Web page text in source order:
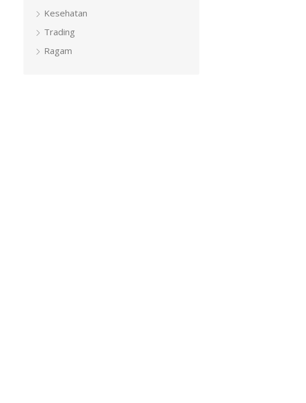
Kesehatan
Trading
Ragam